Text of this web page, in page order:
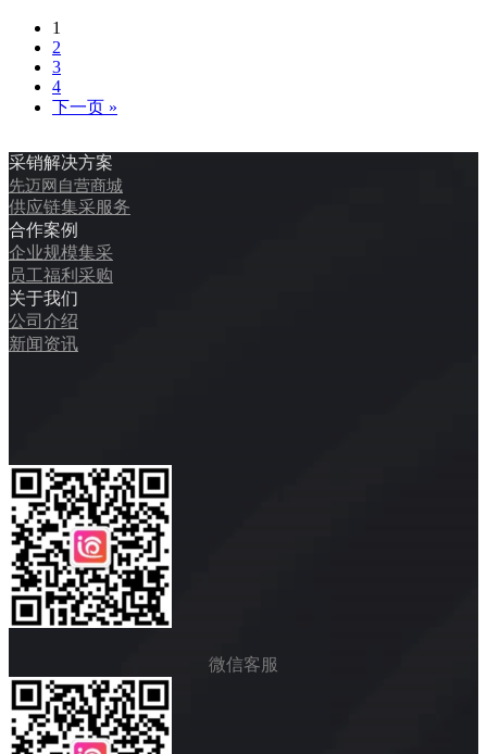
1
2
3
4
下一页 »
采销解决方案
先迈网自营商城
供应链集采服务
合作案例
企业规模集采
员工福利采购
关于我们
公司介绍
新闻资讯
微信客服